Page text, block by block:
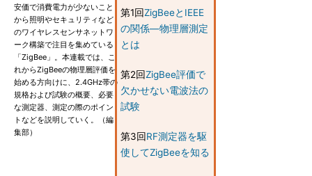
安価で消費電力が少ないこと
から照明やセキュリティなど
のワイヤレスセンサネットワ
ーク構築で注目を集めている
「ZigBee」。本連載では、こ
れからZigBeeの物理層評価を
始める方向けに、2.4GHz帯の
規格および試験の概要、必要
な測定器、測定の際のポイン
トなどを説明していく。（編
集部）
第1回ZigBeeとIEEE
の関係―物理層測定
とは
第2回ZigBee評価で
欠かせない電波法の
試験
第3回RF測定器を駆
使してZigBeeを知る